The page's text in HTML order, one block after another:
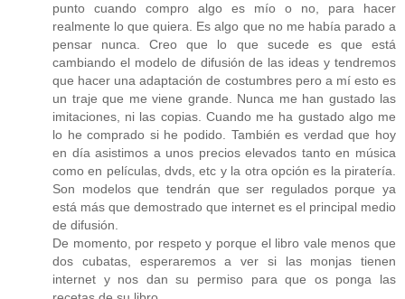
punto cuando compro algo es mío o no, para hacer
realmente lo que quiera. Es algo que no me había parado a
pensar nunca. Creo que lo que sucede es que está
cambiando el modelo de difusión de las ideas y tendremos
que hacer una adaptación de costumbres pero a mí esto es
un traje que me viene grande. Nunca me han gustado las
imitaciones, ni las copias. Cuando me ha gustado algo me
lo he comprado si he podido. También es verdad que hoy
en día asistimos a unos precios elevados tanto en música
como en películas, dvds, etc y la otra opción es la piratería.
Son modelos que tendrán que ser regulados porque ya
está más que demostrado que internet es el principal medio
de difusión.
De momento, por respeto y porque el libro vale menos que
dos cubatas, esperaremos a ver si las monjas tienen
internet y nos dan su permiso para que os ponga las